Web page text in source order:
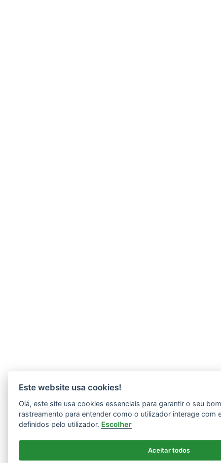
Este website usa cookies!
Olá, este site usa cookies essenciais para garantir o seu
rastreamento para entender como o utilizador interage com
definidos pelo utilizador. Escolher
Aceitar todos